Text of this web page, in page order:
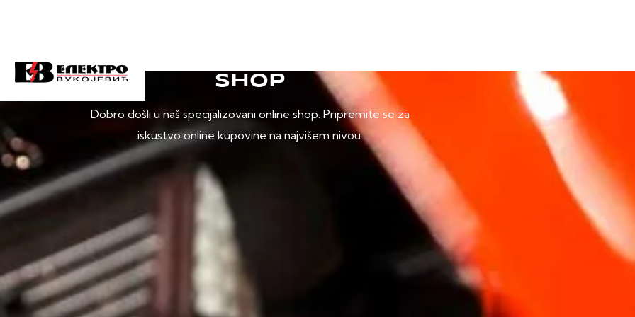
SHOP
Dobro došli u naš specijalizovani online shop. Pripremite se za
iskustvo online kupovine na najvišem nivou.